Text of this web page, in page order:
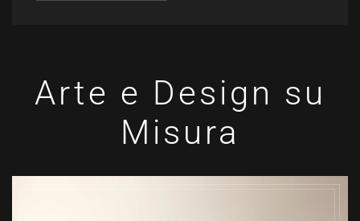
Arte e Design su
Misura